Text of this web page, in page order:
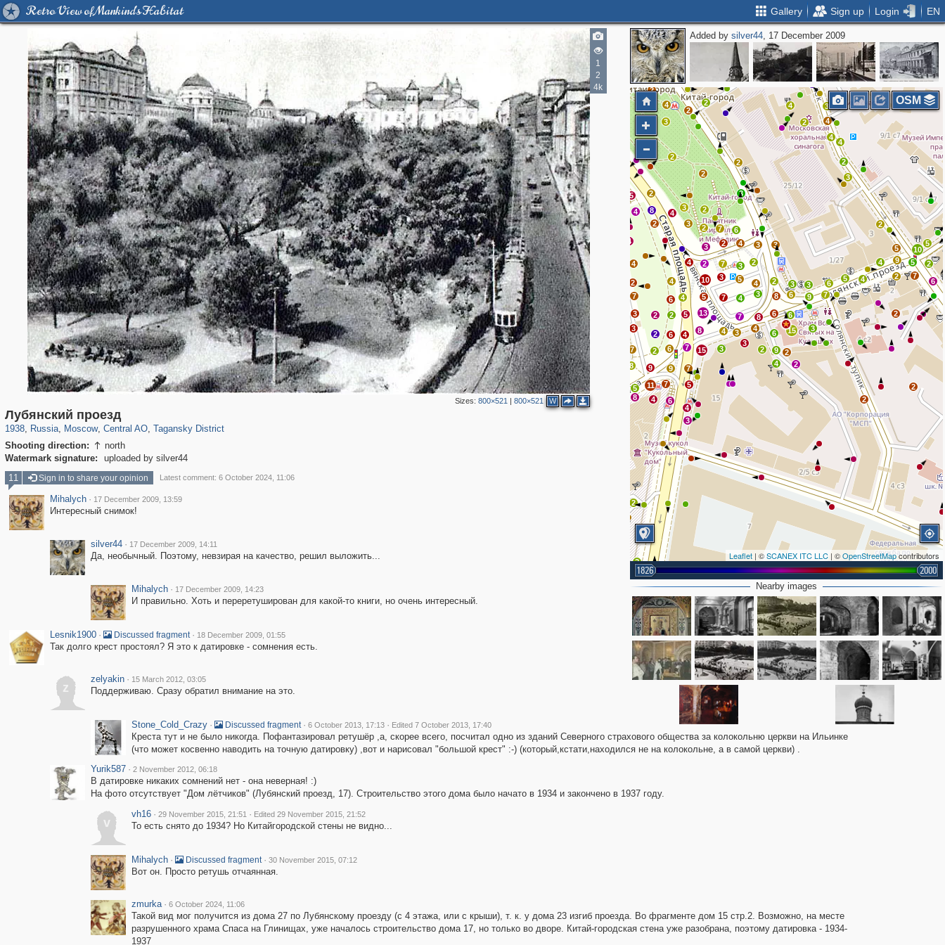
Retro View of Mankind's Habitat Gallery Sign up Login EN
1
2
4k
Sizes: 800×521 | 800×521 W
Лубянский проезд
1938, Russia
1,406,849 29,243
, Moscow
319,861 8,286
, Central AO
160,009 5,916
, Tagansky District
Shooting direction:  north
Watermark signature:
uploaded by silver44
Added bysilver44, 17 December 2009
2
2
2
6
2
2
15
6
9
2
2
4
2
7
5
7
4
3
4 6
11
8
5
9
8 9
7
6
2
6 4
5 13
8 4
15 3
3
7
4
3
8 6
4
7
5
3 5
3
3
4 2
2
3 3
3
9
6
3
8
6
3
2
4
7
6
5
4
5
9
2
7
5
10
5
2
2
3
2
4
4
4
4
2
2
3
2
2
2
2
2
4 2
4
5
4
8
2
4
2
3
2
2
3
2
2
3
2
4
6
7
2
2
3
4 2
3 2
7
10
4
6 4
2
2
2
3
2
7
4
4
7
3
Leaflet | ©SCANEX ITC LLC | ©OpenStreetMapcontributors
1826 2000
OSM
Nearby images
11 Sign in to share your opinion Latest comment: 6 October 2024, 11:06
Mihalych · 17 December 2009, 13:59
Интересный снимок!
silver44 · 17 December 2009, 14:11
Да, необычный. Поэтому, невзирая на качество, решил выложить...
Mihalych · 17 December 2009, 14:23
И правильно. Хоть и переретуширован для какой-то книги, но очень интересный.
Lesnik1900 · Discussed fragment · 18 December 2009, 01:55
Так долго крест простоял? Я это к датировке - сомнения есть.
z
zelyakin · 15 March 2012, 03:05
Поддерживаю. Сразу обратил внимание на это.
Stone_Cold_Crazy · Discussed fragment · 6 October 2013, 17:13 · Edited 7 October 2013, 17:40
Креста тут и не было никогда. Пофантазировал ретушёр ,а, скорее всего, посчитал одно из зданий Северного страхового общества за колокольню церкви на Ильинке
(что может косвенно наводить на точную датировку) ,вот и нарисовал "большой крест" :-) (который,кстати,находился не на колокольне, а в самой церкви) .
Yurik587 · 2 November 2012, 06:18
В датировке никаких сомнений нет - она неверная! :)
На фото отсутствует "Дом лётчиков" (Лубянский проезд, 17). Строительство этого дома было начато в 1934 и закончено в 1937 году.
v
vh16 · 29 November 2015, 21:51 · Edited 29 November 2015, 21:52
То есть снято до 1934? Но Китайгородской стены не видно...
Mihalych · Discussed fragment · 30 November 2015, 07:12
Вот он. Просто ретушь отчаянная.
zmurka · 6 October 2024, 11:06
Такой вид мог получится из дома 27 по Лубянскому проезду (с 4 этажа, или с крыши), т. к. у дома 23 изгиб проезда. Во фрагменте дом 15 стр.2. Возможно, на месте
разрушенного храма Спаса на Глинищах, уже началось строительство дома 17, но только во дворе. Китай-городская стена уже разобрана, поэтому датировка - 1934-
1937